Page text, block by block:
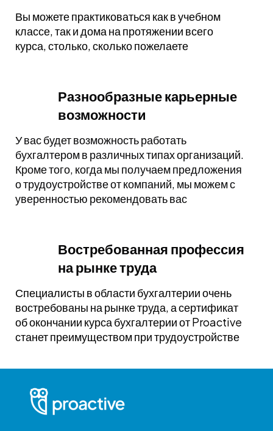
Вы можете практиковаться как в учебном
классе, так и дома на протяжении всего
курса, столько, сколько пожелаете
Разнообразные карьерные
возможности
У вас будет возможность работать
бухгалтером в различных типах организаций.
Кроме того, когда мы получаем предложения
о трудоустройстве от компаний, мы можем с
уверенностью рекомендовать вас
Востребованная профессия
на рынке труда
Специалисты в области бухгалтерии очень
востребованы на рынке труда, а сертификат
об окончании курса бухгалтерии от Proactive
станет преимуществом при трудоустройстве